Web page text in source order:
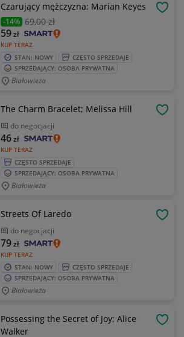
Czarujący mężczyzna; Marian Keyes
-14% 69,00 zł
KUP TERAZ
59zł
STAN: NOWY
CZĘSTO SPRZEDAJE
SPRZEDAJĄCY: OSOBA PRYWATNA
Białowieża
The Charm Bracelet; Melissa Hill
do negocjacji
KUP TERAZ
46zł
CZĘSTO SPRZEDAJE
SPRZEDAJĄCY: OSOBA PRYWATNA
Białowieża
Streets Of Laredo
do negocjacji
KUP TERAZ
79zł
STAN: NOWY
CZĘSTO SPRZEDAJE
SPRZEDAJĄCY: OSOBA PRYWATNA
Białowieża
Possessing the Secret of Joy; Alice
Walker